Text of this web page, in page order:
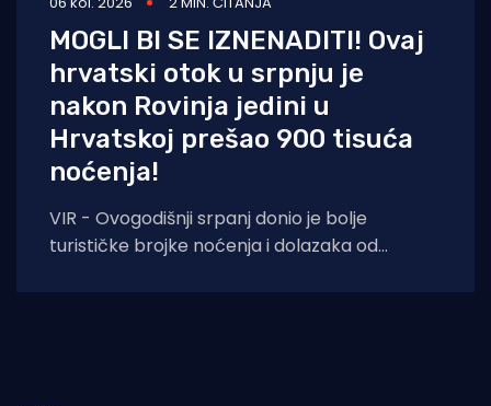
MOGLI BI SE IZNENADITI! Ovaj
hrvatski otok u srpnju je
nakon Rovinja jedini u
Hrvatskoj prešao 900 tisuća
noćenja!
VIR - Ovogodišnji srpanj donio je bolje
turističke brojke noćenja i dolazaka od